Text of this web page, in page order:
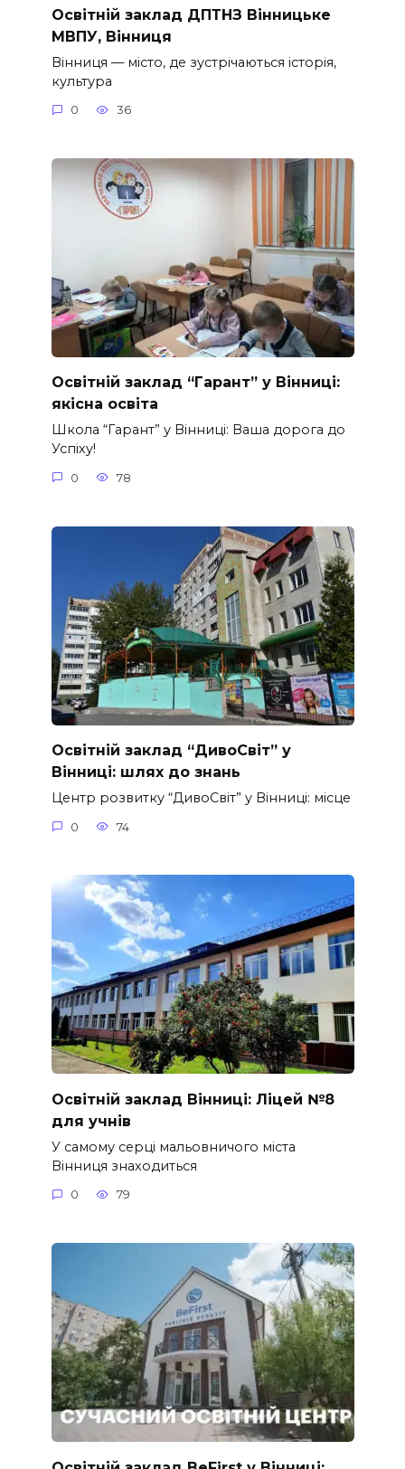
Освітній заклад ДПТНЗ Вінницьке
МВПУ, Вінниця
Вінниця — місто, де зустрічаються історія,
культура
0 36
Освітній заклад “Гарант” у Вінниці:
якісна освіта
Школа “Гарант” у Вінниці: Ваша дорога до
Успіху!
0 78
Освітній заклад “ДивоСвіт” у
Вінниці: шлях до знань
Центр розвитку “ДивоСвіт” у Вінниці: місце
0 74
Освітній заклад Вінниці: Ліцей №8
для учнів
У самому серці мальовничого міста
Вінниця знаходиться
0 79